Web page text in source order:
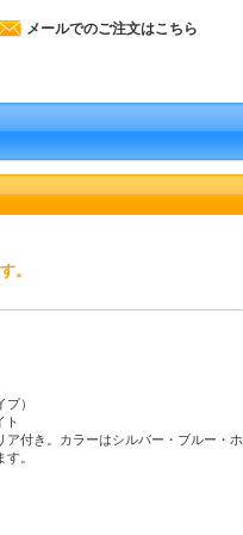
メールでのご注文はこちら
。
）
ト
ア付き。カラーはシルバー・ブルー・ホ
。